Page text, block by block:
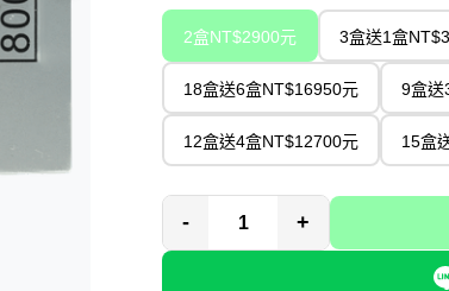
2盒NT$2900元 3盒送1盒
18盒送6盒NT$16950元 9盒送
12盒送4盒NT$12700元 15盒
- +